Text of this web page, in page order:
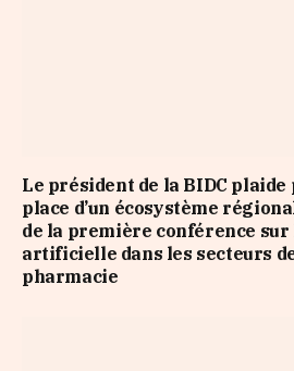
Le président de la BIDC plaide
place d’un écosystème
de la première conférence
artificielle dans les secteurs
pharmacie